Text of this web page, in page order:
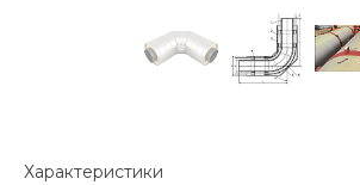
Характеристики